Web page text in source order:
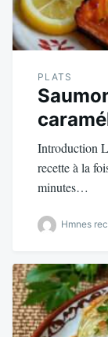
PLATS
Introduction
recette à la
minutes…
Hmnes